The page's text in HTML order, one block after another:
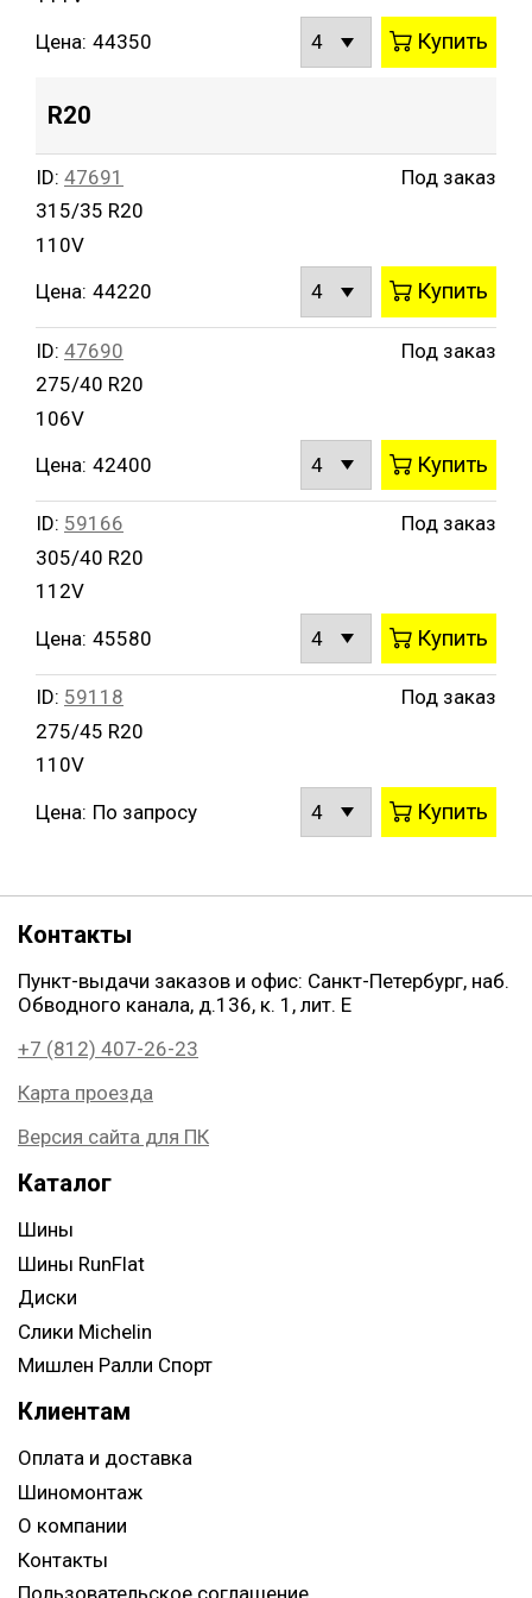
Цена: 44350 Купить
R20
ID: 47691
315/35 R20
110V
Под заказ
Цена: 44220 Купить
ID: 47690
275/40 R20
106V
Под заказ
Цена: 42400 Купить
ID: 59166
305/40 R20
112V
Под заказ
Цена: 45580 Купить
ID: 59118
275/45 R20
110V
Под заказ
Цена: По запросу Купить
Контакты
Пункт-выдачи заказов и офис: Санкт-Петербург, наб.
Обводного канала, д.136, к. 1, лит. Е
+7 (812) 407-26-23
Карта проезда
Версия сайта для ПК
Каталог
Шины
Шины RunFlat
Диски
Слики Michelin
Мишлен Ралли Спорт
Клиентам
Оплата и доставка
Шиномонтаж
О компании
Контакты